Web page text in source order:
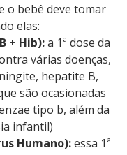
o bebê deve tomar
elas:
+ Hib):a 1ª dose da
várias doenças,
hepatite B,
são ocasionadas
tipo b, além da
infantil)
Humano):essa 1ª